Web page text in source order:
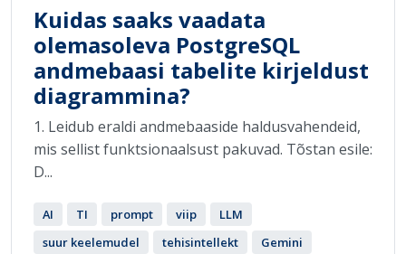
Kuidas saaks vaadata
olemasoleva PostgreSQL
andmebaasi tabelite kirjeldust
diagrammina?
1. Leidub eraldi andmebaaside haldusvahendeid,
mis sellist funktsionaalsust pakuvad. Tõstan esile:
D...
AI TI prompt viip
LLM
suur keelemudel
tehisintellekt
Gemini